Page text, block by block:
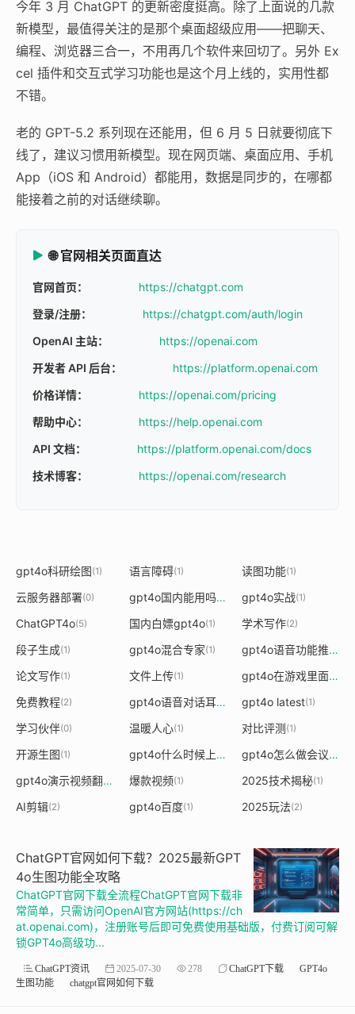
今年 3 月 ChatGPT 的更新密度挺高。除了上面说的几款
新模型，最值得关注的是那个桌面超级应用——把聊天、
编程、浏览器三合一，不用再几个软件来回切了。另外 Ex
cel 插件和交互式学习功能也是这个月上线的，实用性都
不错。
老的 GPT-5.2 系列现在还能用，但 6 月 5 日就要彻底下
线了，建议习惯用新模型。现在网页端、桌面应用、手机
App（iOS 和 Android）都能用，数据是同步的，在哪都
能接着之前的对话继续聊。
🌐 官网相关页面直达
官网首页：
https://chatgpt.com
登录/注册：
https://chatgpt.com/auth/login
OpenAI 主站：
https://openai.com
开发者 API 后台：
https://platform.openai.com
价格详情：
https://openai.com/pricing
帮助中心：
https://help.openai.com
API 文档：
https://platform.openai.com/docs
技术博客：
https://openai.com/research
gpt4o科研绘图(1) 语言障碍(1) 读图功能(1)
云服务器部署(0) gpt4o国内能用吗
(1) gpt4o实战(1)
ChatGPT4o(5) 国内白嫖gpt4o(1) 学术写作(2)
段子生成(1) gpt4o混合专家(1) gpt4o语音功能推送
论文写作(1) 文件上传(1) gpt4o在游戏里面运用
免费教程(2) gpt4o语音对话耳机没有了 (1)
gpt4o latest(1)
学习伙伴(0) 温暖人心(1) 对比评测(1)
开源生图(1) gpt4o什么时候上线 gpt4o怎么做会议记录
gpt4o演示视频翻译 爆款视频(1) 2025技术揭秘(1)
AI剪辑(2) gpt4o百度(1) 2025玩法(2)
ChatGPT官网如何下载？2025最新GPT
4o生图功能全攻略
ChatGPT官网下载全流程ChatGPT官网下载非
常简单，只需访问OpenAI官方网站(https://ch
at.openai.com)，注册账号后即可免费使用基础版，付费订阅可解
锁GPT4o高级功...
ChatGPT资讯 2025-07-30 278 ChatGPT下载
GPT4o
生图功能
chatgpt官网如何下载